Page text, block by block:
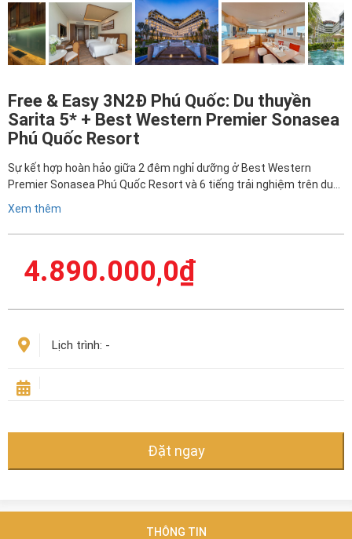
Free & Easy 3N2Đ Phú Quốc: Du thuyền
Sarita 5* + Best Western Premier Sonasea
Phú Quốc Resort
Sự kết hợp hoàn hảo giữa 2 đêm nghỉ dưỡng ở Best Western
Premier Sonasea Phú Quốc Resort và 6 tiếng trải nghiệm trên du…
Xem thêm
4.890.000,0₫
Lịch trình: -
Đặt ngay
THÔNG TIN